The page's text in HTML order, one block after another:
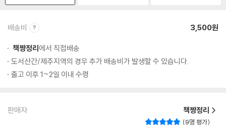
배송비 3,500원
책짱정리에서 직접배송
도서산간/제주지역의 경우 추가 배송비가 발생할 수 있습니다.
출고 이후 1~2일 이내 수령
판매자 책짱정리
9명 평가